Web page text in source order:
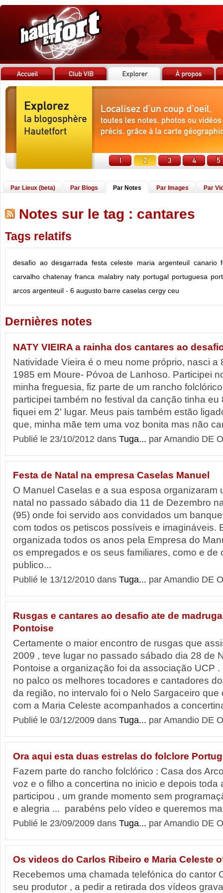
Par Lieux (beta) Par Blogs Par Notes Par Images Par
Notes sur le tag : cantares
Tags relatifs
desafio ao desgarrada festa celeste maria argenteuil canario
carvalho chatenay franca malabry naty portugal portuguesa
arcos argenteuil - 6 augusto barre caselas cergy ceu
Dernières notes
NATY VIEIRA a rainha dos cantares ao
Natividade Vieira é o meu nome próprio, nasci a
1985 em Moure- Póvoa de Lanhoso. Participei
minha freguesia, fiz parte de um rancho
participei também no festival da canção tinha eu
fiquei em 2' lugar. Meus pais também estão
que, minha mãe tem uma voz bonita mas não
Publié le 23/10/2012 dans Tuga... par Amandio DE
Festa de Natal na empresa Caselas Manuel
O Manuel Caselas e a sua esposa organizaram
natal no passado sábado dia 11 de Dezembro
(95) onde foi servido aos convidados um
com todos os petiscos possíveis e imagináveis.
organizada todos os anos pela Empresa do
os empregados e os seus familiares, como e de
publico...
Publié le 13/12/2010 dans Tuga... par Amandio DE
Rusgas e cantares ao desafio ate de
Pontoise
Certamente o maior encontro de rusgas que
2009 , teve lugar no passado sábado dia 28 de
Pontoise a organização foi da associação UCP
no palco os melhores tocadores e cantadores
da região, no intervalo foi o Nelo Sargaceiro
com a Maria Celeste acompanhados a
Publié le 03/12/2009 dans Tuga... par Amandio DE
Ora aqui esta duas estrelas do folclore
Fazem parte do rancho folclórico : Casa dos
voz e o filho a concertina no inicio e depois toda
participou , um grande momento sem
e alegria ... parabéns pelo vídeo e queremos
Publié le 23/09/2009 dans Tuga... par Amandio DE
Os videos do Carlos Ribeiro e Maria Celeste
Recebemos uma chamada telefónica do cantor
seu produtor , a pedir a retirada dos vídeos